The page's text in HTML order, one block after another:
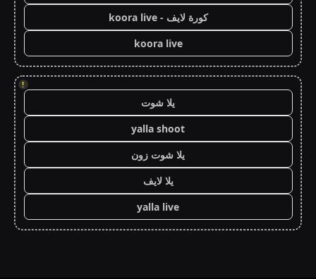
كورة لايف - koora live
koora live
!
يلا شوت
yalla shoot
يلا شوت زون
يلا لايف
yalla live